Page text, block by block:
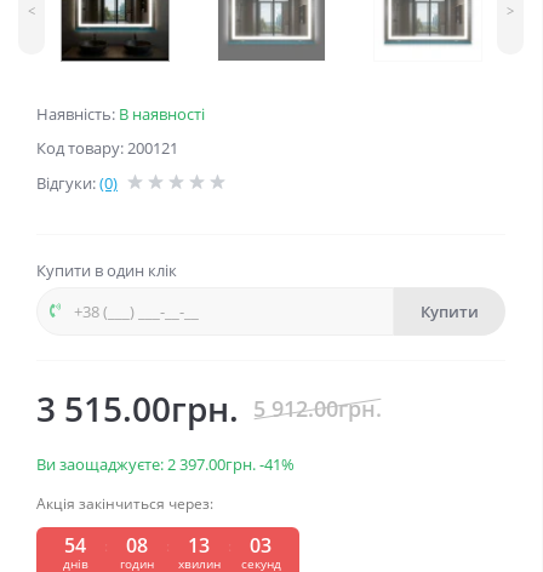
Наявність: В наявності
Код товару: 200121
Відгуки:(0)
< >
Купити в один клік
Купити
3 515.00грн. 5 912.00грн.
Ви заощаджуєте:2 397.00грн.-41%
Акція закінчиться через:
54
днів
08
годин
13
хвилин
03
секунд